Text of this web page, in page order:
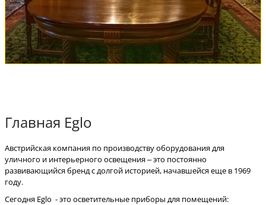
Главная Eglo
Австрийская компания по производству оборудования для
уличного и интерьерного освещения – это постоянно
развивающийся бренд с долгой историей, начавшейся еще в 1969
году.
Сегодня Eglo - это осветительные приборы для помещений: